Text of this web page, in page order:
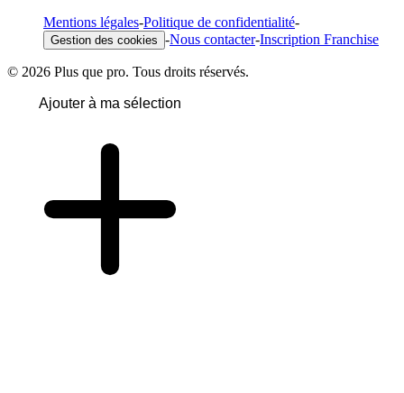
Mentions légales-Politique de confidentialité-
Gestion des cookies -Nous contacter-Inscription Franchise
© 2026 Plus que pro. Tous droits réservés.
Ajouter à ma sélection